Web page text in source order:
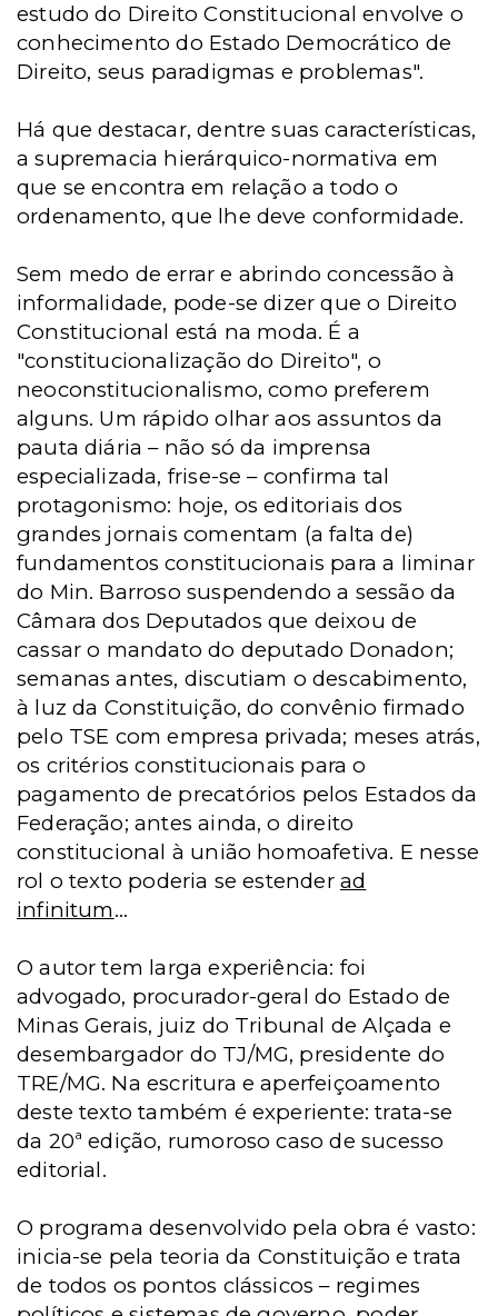
estudo do Direito Constitucional envolve o
conhecimento do Estado Democrático de
Direito, seus paradigmas e problemas".
Há que destacar, dentre suas características,
a supremacia hierárquico-normativa em
que se encontra em relação a todo o
ordenamento, que lhe deve conformidade.
Sem medo de errar e abrindo concessão à
informalidade, pode-se dizer que o Direito
Constitucional está na moda. É a
"constitucionalização do Direito", o
neoconstitucionalismo, como preferem
alguns. Um rápido olhar aos assuntos da
pauta diária – não só da imprensa
especializada, frise-se – confirma tal
protagonismo: hoje, os editoriais dos
grandes jornais comentam (a falta de)
fundamentos constitucionais para a liminar
do Min. Barroso suspendendo a sessão da
Câmara dos Deputados que deixou de
cassar o mandato do deputado Donadon;
semanas antes, discutiam o descabimento,
à luz da Constituição, do convênio firmado
pelo TSE com empresa privada; meses atrás,
os critérios constitucionais para o
pagamento de precatórios pelos Estados da
Federação; antes ainda, o direito
constitucional à união homoafetiva. E nesse
rol o texto poderia se estender ad
infinitum...
O autor tem larga experiência: foi
advogado, procurador-geral do Estado de
Minas Gerais, juiz do Tribunal de Alçada e
desembargador do TJ/MG, presidente do
TRE/MG. Na escritura e aperfeiçoamento
deste texto também é experiente: trata-se
da 20ª edição, rumoroso caso de sucesso
editorial.
O programa desenvolvido pela obra é vasto:
inicia-se pela teoria da Constituição e trata
de todos os pontos clássicos – regimes